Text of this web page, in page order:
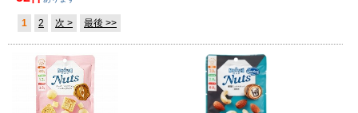
1 2 次 > 最後 >>